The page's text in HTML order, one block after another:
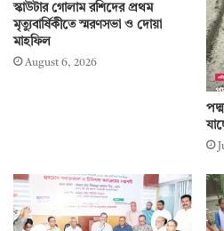
স্কাউটার গোলাম রশিদের প্রথম
মৃত্যুবার্ষিকীতে স্মরণসভা ও দোয়া
মাহফিল
August 6, 2026